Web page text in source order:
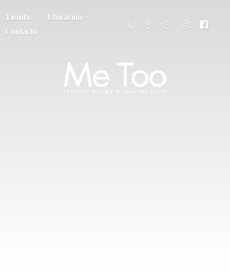
Tienda
Ubicación
Contacto